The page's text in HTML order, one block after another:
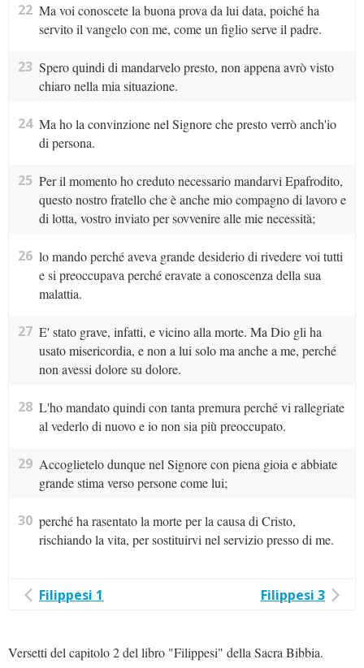
22 Ma voi conoscete la buona prova da lui data, poiché ha
servito il vangelo con me, come un figlio serve il padre.
23 Spero quindi di mandarvelo presto, non appena avrò visto
chiaro nella mia situazione.
24 Ma ho la convinzione nel Signore che presto verrò anch'io
di persona.
25 Per il momento ho creduto necessario mandarvi Epafrodito,
questo nostro fratello che è anche mio compagno di lavoro e
di lotta, vostro inviato per sovvenire alle mie necessità;
26 lo mando perché aveva grande desiderio di rivedere voi tutti
e si preoccupava perché eravate a conoscenza della sua
malattia.
27 E' stato grave, infatti, e vicino alla morte. Ma Dio gli ha
usato misericordia, e non a lui solo ma anche a me, perché
non avessi dolore su dolore.
28 L'ho mandato quindi con tanta premura perché vi rallegriate
al vederlo di nuovo e io non sia più preoccupato.
29 Accoglietelo dunque nel Signore con piena gioia e abbiate
grande stima verso persone come lui;
30 perché ha rasentato la morte per la causa di Cristo,
rischiando la vita, per sostituirvi nel servizio presso di me.
Filippesi 1 Filippesi 3
Versetti del capitolo 2 del libro "Filippesi" della Sacra Bibbia.